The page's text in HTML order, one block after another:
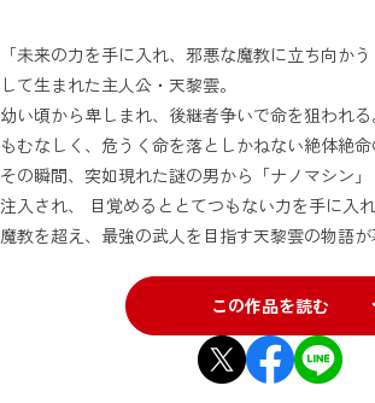
「未来の力を手に入れ、邪悪な魔教に立ち向か
して生まれた主人公・天黎雲。
幼い頃から卑しまれ、後継者争いで命を狙われ
もむなしく、危うく命を落としかねない絶体絶命
その瞬間、突如現れた謎の男から「ナノマシン
注入され、 目覚めるととてつもない力を手に入れ
魔教を超え、最強の武人を目指す天黎雲の物語が
この作品を読む